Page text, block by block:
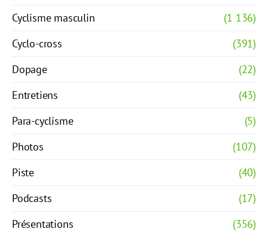
Cyclisme masculin
(1 136)
Cyclo-cross
(391)
Dopage
(22)
Entretiens
(43)
Para-cyclisme
(5)
Photos
(107)
Piste
(40)
Podcasts
(17)
Présentations
(356)